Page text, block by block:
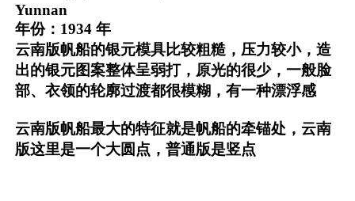
Yunnan
年份：1934 年
云南版帆船的银元模具比较粗糙，压力较小，造
出的银元图案整体呈弱打，原光的很少，一般脸
部、衣领的轮廓过渡都很模糊，有一种漂浮感
云南版帆船最大的特征就是帆船的牵锚处，云南
版这里是一个大圆点，普通版是竖点